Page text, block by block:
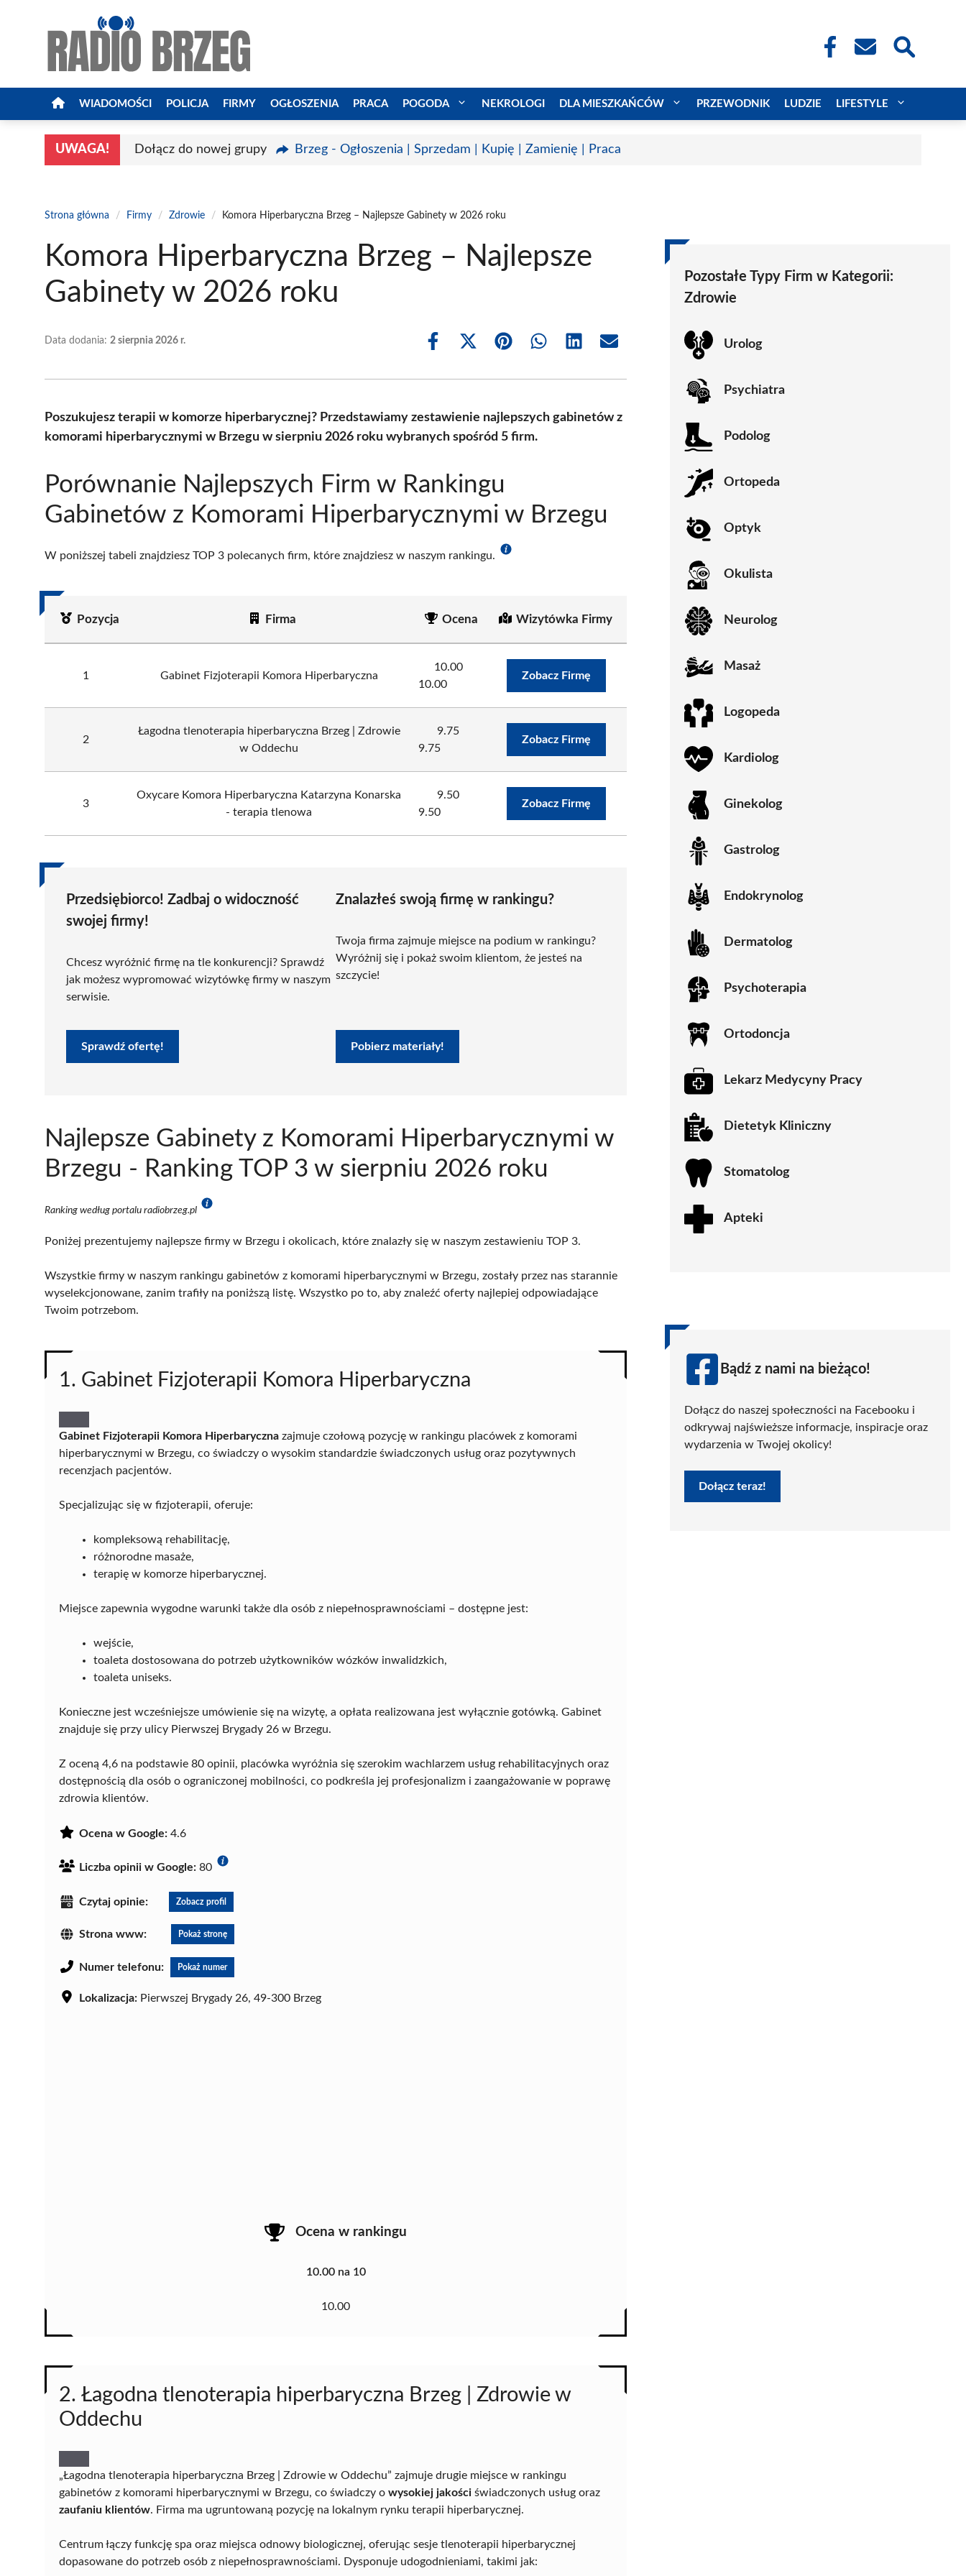
WIADOMOŚCI POLICJA FIRMY OGŁOSZENIA PRACA POGODA NEKROLOGI DLA MIESZKAŃCÓW PRZEWODNIK LUDZIE LIFESTYLE
UWAGA! Dołącz do nowej grupy Brzeg - Ogłoszenia | Sprzedam | Kupię | Zamienię | Praca
Strona główna / Firmy / Zdrowie / Komora Hiperbaryczna Brzeg – Najlepsze Gabinety w 2026 roku
Komora Hiperbaryczna Brzeg – Najlepsze
Gabinety w 2026 roku
Data dodania: 2 sierpnia 2026 r.
Share
Share
(Twitter)
Share Share Share Share
Poszukujesz terapii w komorze hiperbarycznej? Przedstawiamy zestawienie najlepszych gabinetów z
komorami hiperbarycznymi w Brzegu w sierpniu 2026 roku wybranych spośród 5 firm.
Porównanie Najlepszych Firm w Rankingu
Gabinetów z Komorami Hiperbarycznymi w Brzegu
W poniższej tabeli znajdziesz TOP 3 polecanych firm, które znajdziesz w naszym rankingu.
Pozycja Firma Ocena Wizytówka Firmy
1 Gabinet Fizjoterapii Komora Hiperbaryczna
10.00
10.00
Zobacz Firmę
2
Łagodna tlenoterapia hiperbaryczna Brzeg | Zdrowie
w Oddechu
9.75
9.75
Zobacz Firmę
3
Oxycare Komora Hiperbaryczna Katarzyna Konarska
- terapia tlenowa
9.50
9.50
Zobacz Firmę
Przedsiębiorco! Zadbaj o widoczność
swojej firmy!
Chcesz wyróżnić firmę na tle konkurencji? Sprawdź
jak możesz wypromować wizytówkę firmy w naszym
serwisie.
Sprawdź ofertę!
Znalazłeś swoją firmę w rankingu?
Twoja firma zajmuje miejsce na podium w rankingu?
Wyróżnij się i pokaż swoim klientom, że jesteś na
szczycie!
Pobierz materiały!
Najlepsze Gabinety z Komorami Hiperbarycznymi w
Brzegu - Ranking TOP 3 w sierpniu 2026 roku
Ranking według portalu radiobrzeg.pl
Poniżej prezentujemy najlepsze firmy w Brzegu i okolicach, które znalazły się w naszym zestawieniu TOP 3.
Wszystkie firmy w naszym rankingu gabinetów z komorami hiperbarycznymi w Brzegu, zostały przez nas starannie
wyselekcjonowane, zanim trafiły na poniższą listę. Wszystko po to, aby znaleźć oferty najlepiej odpowiadające
Twoim potrzebom.
1. Gabinet Fizjoterapii Komora Hiperbaryczna
Gabinet Fizjoterapii Komora Hiperbaryczna zajmuje czołową pozycję w rankingu placówek z komorami
hiperbarycznymi w Brzegu, co świadczy o wysokim standardzie świadczonych usług oraz pozytywnych
recenzjach pacjentów.
Specjalizując się w fizjoterapii, oferuje:
kompleksową rehabilitację,
różnorodne masaże,
terapię w komorze hiperbarycznej.
Miejsce zapewnia wygodne warunki także dla osób z niepełnosprawnościami – dostępne jest:
wejście,
toaleta dostosowana do potrzeb użytkowników wózków inwalidzkich,
toaleta uniseks.
Konieczne jest wcześniejsze umówienie się na wizytę, a opłata realizowana jest wyłącznie gotówką. Gabinet
znajduje się przy ulicy Pierwszej Brygady 26 w Brzegu.
Z oceną 4,6 na podstawie 80 opinii, placówka wyróżnia się szerokim wachlarzem usług rehabilitacyjnych oraz
dostępnością dla osób o ograniczonej mobilności, co podkreśla jej profesjonalizm i zaangażowanie w poprawę
zdrowia klientów.
Ocena w Google: 4.6
Liczba opinii w Google: 80
Czytaj opinie: Zobacz profil
Strona www: Pokaż stronę
Numer telefonu: Pokaż numer
Lokalizacja: Pierwszej Brygady 26, 49-300 Brzeg
Ocena w rankingu
10.00 na 10
10.00
2. Łagodna tlenoterapia hiperbaryczna Brzeg | Zdrowie w
Oddechu
„Łagodna tlenoterapia hiperbaryczna Brzeg | Zdrowie w Oddechu” zajmuje drugie miejsce w rankingu
gabinetów z komorami hiperbarycznymi w Brzegu, co świadczy o wysokiej jakości świadczonych usług oraz
zaufaniu klientów. Firma ma ugruntowaną pozycję na lokalnym rynku terapii hiperbarycznej.
Centrum łączy funkcję spa oraz miejsca odnowy biologicznej, oferując sesje tlenoterapii hiperbarycznej
dopasowane do potrzeb osób z niepełnosprawnościami. Dysponuje udogodnieniami, takimi jak:
Pozostałe Typy Firm w Kategorii:
Zdrowie
Urolog
Psychiatra
Podolog
Ortopeda
Optyk
Okulista
Neurolog
Masaż
Logopeda
Kardiolog
Ginekolog
Gastrolog
Endokrynolog
Dermatolog
Psychoterapia
Ortodoncja
Lekarz Medycyny Pracy
Dietetyk Kliniczny
Stomatolog
Apteki
Bądź z nami na bieżąco!
Dołącz do naszej społeczności na Facebooku i
odkrywaj najświeższe informacje, inspiracje oraz
wydarzenia w Twojej okolicy!
Dołącz teraz!